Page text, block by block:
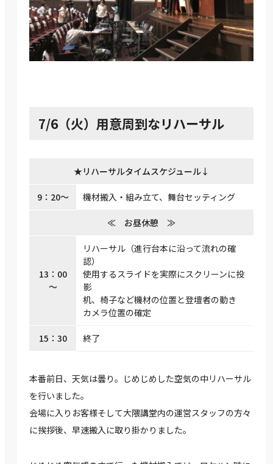
7/6（火）用意周到なリハーサル
★リハーサルタイムスケジュール↓
9：20～ 機材搬入・組み立て、舞台セッティング
≪ お昼休憩 ≫
13：00
～
リハーサル（進行台本に沿って流れの確
認）
使用するスライドを実際にスクリーンに投
影
机、椅子など機材の位置と登壇者の動き
カメラ位置の確定
15：30 終了
本番前日、天気は曇り。じめじめした空気の中リハーサル
を行いました。
会場に入りお客様そして大隈講堂内の運営スタッフの方々
に挨拶後、早速搬入に取り掛かりました。